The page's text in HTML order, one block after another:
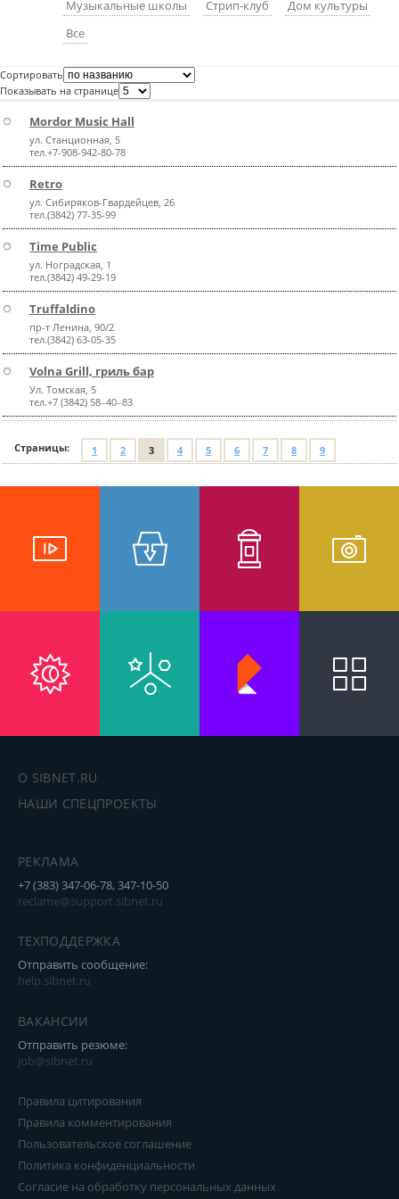
пїЅпїЅпїЅ
пїЅпїЅпїЅ
пїЅпїЅпїЅпїЅпїЅпїЅпїЅпїЅпїЅ
пїЅпїЅпїЅ пїЅпїЅпїЅпїЅпїЅ
пїЅпїЅпїЅ пїЅпїЅпїЅпїЅпїЅпїЅ
пїЅпїЅпїЅпїЅпїЅ
пїЅпїЅпїЅпїЅпїЅпїЅпїЅпїЅпїЅпїЅ
Музыкальные школы
Стрип-клуб
Дом культуры
Все
Сортировать
Показывать на странице
Mordor Music Hall
ул. Станционная, 5
тел.+7-908-942-80-78
Retro
ул. Сибиряков-Гвардейцев, 26
тел.(3842) 77-35-99
Time Public
ул. Ноградская, 1
тел.(3842) 49-29-19
Truffaldino
пр-т Ленина, 90/2
тел.(3842) 63-05-35
Volna Grill, гриль бар
Ул. Томская, 5
тел.+7 (3842) 58‒40‒83
Страницы: 1 2 3 4 5 6 7 8 9
О SIBNET.RU
НАШИ СПЕЦПРОЕКТЫ
РЕКЛАМА
+7 (383) 347-06-78, 347-10-50
reclame@support.sibnet.ru
ТЕХПОДДЕРЖКА
Отправить сообщение:
help.sibnet.ru
ВАКАНСИИ
Отправить резюме:
job@sibnet.ru
Правила цитирования
Правила комментирования
Пользовательское соглашение
Политика конфиденциальности
Согласие на обработку персональных данных